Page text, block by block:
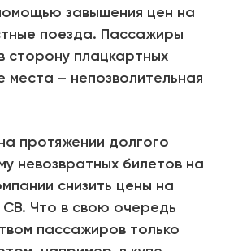
завышения цен на
поезда. Пассажиры
сторону плацкартных
места – непозволительная
протяжении долгого
невозвратных билетов на
снизить цены на
СВ. Что в свою очередь
пассажиров только